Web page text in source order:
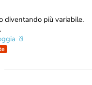
diventando più variabile.